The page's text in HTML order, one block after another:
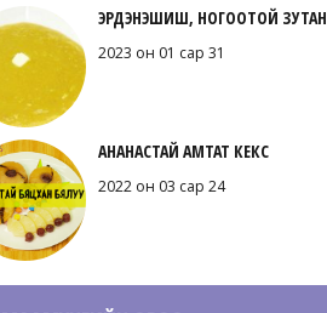
ЭРДЭНЭШИШ, НОГООТОЙ ЗУТАН
2023 он 01 сар 31
АНАНАСТАЙ АМТАТ КЕКС
2022 он 03 сар 24